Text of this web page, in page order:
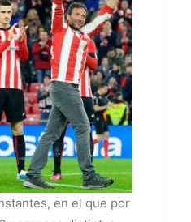
en el que por